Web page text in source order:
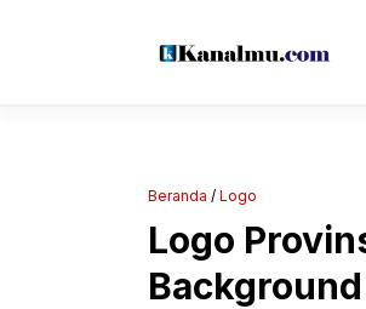
Beranda / Logo
Logo